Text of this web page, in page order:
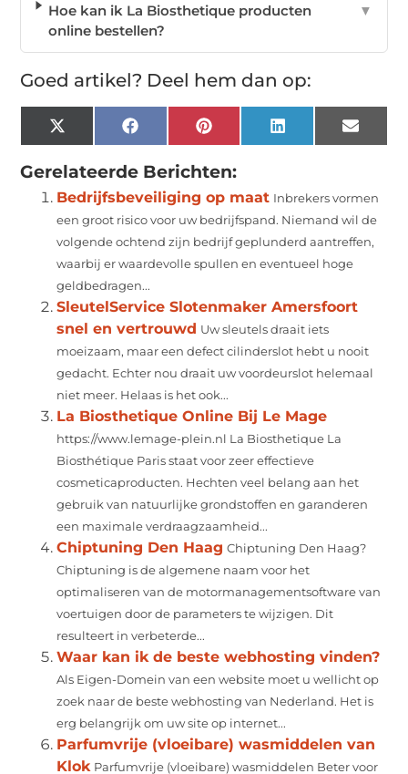
Hoe kan ik La Biosthetique producten
online bestellen?
▼
Goed artikel? Deel hem dan op:
X
(Twitter)
Facebook Pinterest LinkedIn Email
Gerelateerde Berichten:
Bedrijfsbeveiliging op maat Inbrekers vormen
een groot risico voor uw bedrijfspand. Niemand wil de
volgende ochtend zijn bedrijf geplunderd aantreffen,
waarbij er waardevolle spullen en eventueel hoge
geldbedragen...
SleutelService Slotenmaker Amersfoort
snel en vertrouwd Uw sleutels draait iets
moeizaam, maar een defect cilinderslot hebt u nooit
gedacht. Echter nou draait uw voordeurslot helemaal
niet meer. Helaas is het ook...
La Biosthetique Online Bij Le Mage
https://www.lemage-plein.nl La Biosthetique La
Biosthétique Paris staat voor zeer effectieve
cosmeticaproducten. Hechten veel belang aan het
gebruik van natuurlijke grondstoffen en garanderen
een maximale verdraagzaamheid...
Chiptuning Den Haag Chiptuning Den Haag?
Chiptuning is de algemene naam voor het
optimaliseren van de motormanagementsoftware van
voertuigen door de parameters te wijzigen. Dit
resulteert in verbeterde...
Waar kan ik de beste webhosting vinden?
Als Eigen-Domein van een website moet u wellicht op
zoek naar de beste webhosting van Nederland. Het is
erg belangrijk om uw site op internet...
Parfumvrije (vloeibare) wasmiddelen van
Klok Parfumvrije (vloeibare) wasmiddelen Beter voor